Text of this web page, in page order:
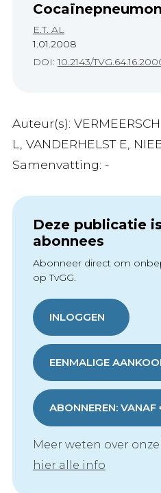
E.T. AL
1.01.2008
DOI:10.2143/
Auteur(s):
L, VANDERHELST E,
Samenvatting: -
Deze publicatie
abonnees
Abonneer direct om
op TvGG.
INLOGGEN
EENMALIGE
ABONNEREN:
Meer weten over
hier alle info